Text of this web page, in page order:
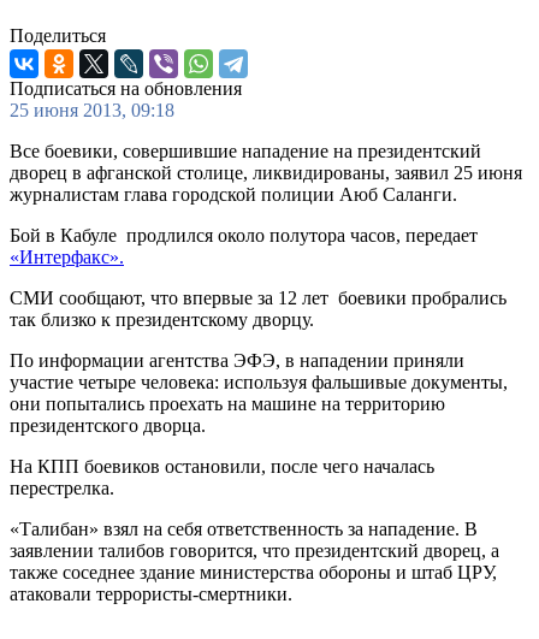
Поделиться
Подписаться на обновления
25 июня 2013, 09:18
Все боевики, совершившие нападение на президентский
дворец в афганской столице, ликвидированы, заявил 25 июня
журналистам глава городской полиции Аюб Саланги.
Бой в Кабуле продлился около полутора часов, передает
«Интерфакс».
СМИ сообщают, что впервые за 12 лет боевики пробрались
так близко к президентскому дворцу.
По информации агентства ЭФЭ, в нападении приняли
участие четыре человека: используя фальшивые документы,
они попытались проехать на машине на территорию
президентского дворца.
На КПП боевиков остановили, после чего началась
перестрелка.
«Талибан» взял на себя ответственность за нападение. В
заявлении талибов говорится, что президентский дворец, а
также соседнее здание министерства обороны и штаб ЦРУ,
атаковали террористы-смертники.